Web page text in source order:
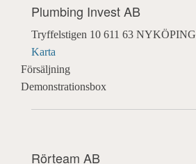
Plumbing Invest AB
Tryffelstigen 10 611 63 NYKÖPING
Karta
Försäljning
Demonstrationsbox
Rörteam AB